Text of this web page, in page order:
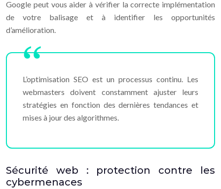
Google peut vous aider à vérifier la correcte implémentation
de votre balisage et à identifier les opportunités
d’amélioration.
L’optimisation SEO est un processus continu. Les
webmasters doivent constamment ajuster leurs
stratégies en fonction des dernières tendances et
mises à jour des algorithmes.
Sécurité web : protection contre les
cybermenaces